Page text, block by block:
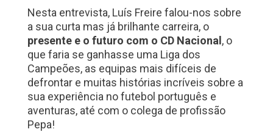
Nesta entrevista, Luís Freire falou-nos sobre
a sua curta mas já brilhante carreira, o
presente e o futuro com o CD Nacional , o
que faria se ganhasse uma Liga dos
Campeões, as equipas mais difíceis de
defrontar e muitas histórias incríveis sobre a
sua experiência no futebol português e
aventuras, até com o colega de profissão
Pepa!